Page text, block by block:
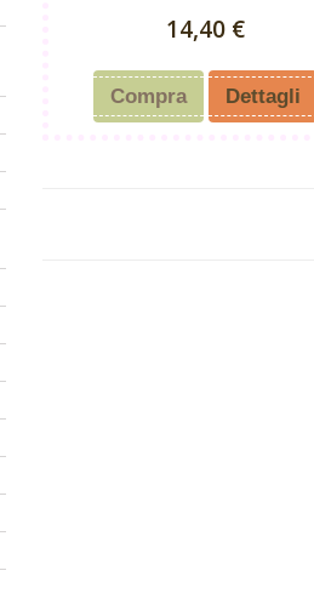
14,40 €
Compra Dettagli